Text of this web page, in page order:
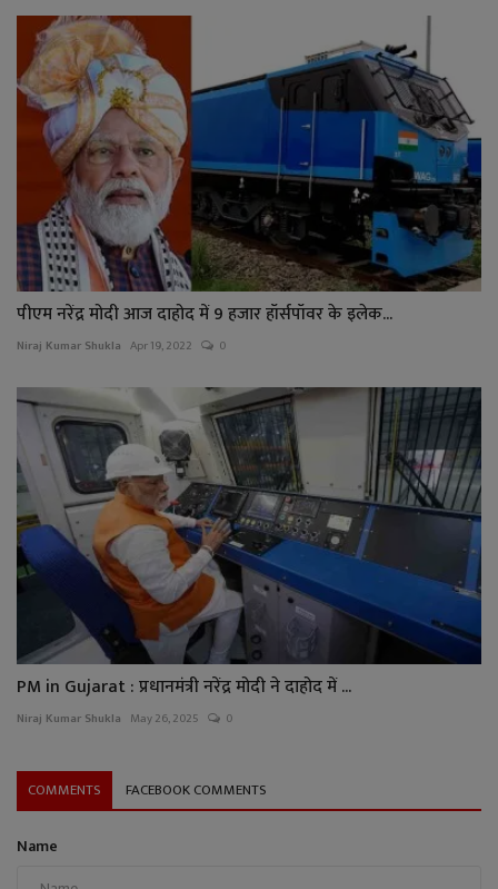
पीएम नरेंद्र मोदी आज दाहोद में 9 हजार हॉर्सपॉवर के इलेक...
Niraj Kumar Shukla Apr 19, 2022 0
PM in Gujarat : प्रधानमंत्री नरेंद्र मोदी ने दाहोद में ...
Niraj Kumar Shukla May 26, 2025 0
COMMENTS FACEBOOK COMMENTS
Name